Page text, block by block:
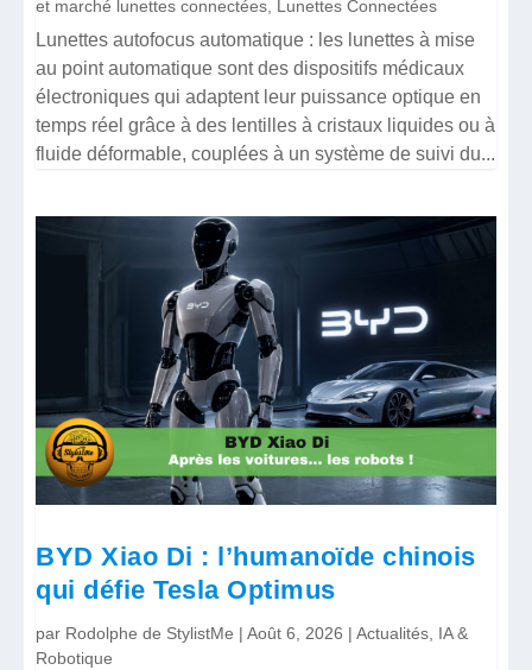
et marché lunettes connectées, Lunettes Connectées
Lunettes autofocus automatique : les lunettes à mise
au point automatique sont des dispositifs médicaux
électroniques qui adaptent leur puissance optique en
temps réel grâce à des lentilles à cristaux liquides ou à
fluide déformable, couplées à un système de suivi du...
BYD Xiao Di : l’humanoïde chinois
qui défie Tesla Optimus
par Rodolphe de StylistMe |Août 6, 2026 |Actualités, IA &
Robotique